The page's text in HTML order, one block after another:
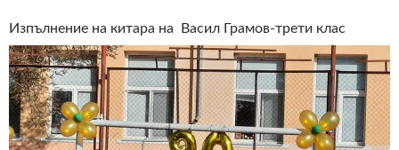
Изпълнение на китара на Васил Грамов-трети клас